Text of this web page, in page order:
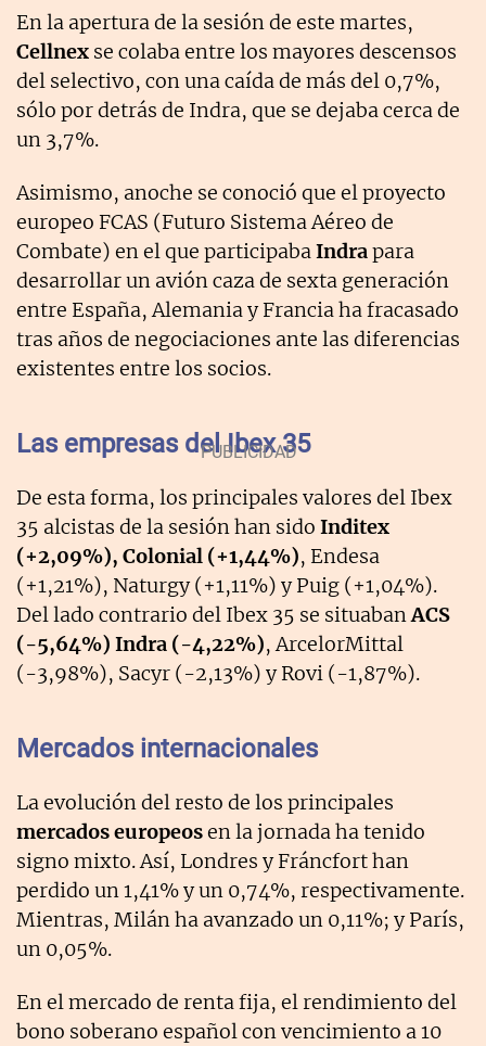
En la apertura de la sesión de este martes,
Cellnex se colaba entre los mayores descensos
del selectivo, con una caída de más del 0,7%,
sólo por detrás de Indra, que se dejaba cerca de
un 3,7%.
Asimismo, anoche se conoció que el proyecto
europeo FCAS (Futuro Sistema Aéreo de
Combate) en el que participabaIndrapara
desarrollar un avión caza de sexta generación
entre España, Alemania y Francia ha fracasado
tras años de negociaciones ante las diferencias
existentes entre los socios.
Las empresas del Ibex 35
De esta forma, los principales valores del Ibex
35 alcistas de la sesión han sido Inditex
(+2,09%), Colonial (+1,44%), Endesa
(+1,21%), Naturgy (+1,11%) y Puig (+1,04%).
Del lado contrario del Ibex 35 se situabanACS
(-5,64%) Indra (-4,22%), ArcelorMittal
(-3,98%), Sacyr (-2,13%) y Rovi (-1,87%).
Mercados internacionales
La evolución del resto de los principales
mercados europeosen la jornada ha tenido
signo mixto. Así, Londres y Fráncfort han
perdido un 1,41% y un 0,74%, respectivamente.
Mientras, Milán ha avanzado un 0,11%; y París,
un 0,05%.
En el mercado de renta fija, el rendimiento del
bono soberano español con vencimiento a 10